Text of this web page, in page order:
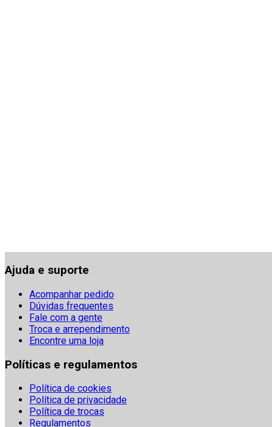
Ajuda e suporte
Acompanhar pedido
Dúvidas frequentes
Fale com a gente
Troca e arrependimento
Encontre uma loja
Políticas e regulamentos
Política de cookies
Política de privacidade
Política de trocas
Regulamentos